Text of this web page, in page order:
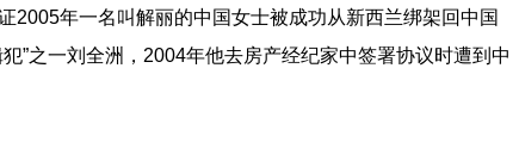
2005年一名叫解丽的中国女士被成功从新西兰绑架回中国
”之一刘全洲，2004年他去房产经纪家中签署协议时遭到中